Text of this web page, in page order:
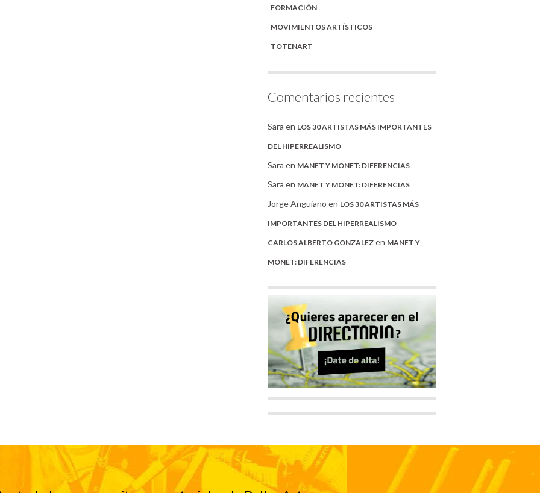
FORMACIÓN
MOVIMIENTOS ARTÍSTICOS
TOTENART
Comentarios recientes
Sara en LOS 30 ARTISTAS MÁS IMPORTANTES
DEL HIPERREALISMO
Sara en MANET Y MONET: DIFERENCIAS
Sara en MANET Y MONET: DIFERENCIAS
Jorge Anguiano en LOS 30 ARTISTAS MÁS
IMPORTANTES DEL HIPERREALISMO
CARLOS ALBERTO GONZALEZ en MANET Y
MONET: DIFERENCIAS